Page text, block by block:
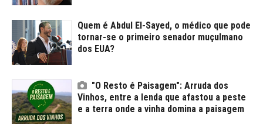
Quem é Abdul El-Sayed, o médico que pode
tornar-se o primeiro senador muçulmano
dos EUA?
"O Resto é Paisagem": Arruda dos
Vinhos, entre a lenda que afastou a peste
e a terra onde a vinha domina a paisagem